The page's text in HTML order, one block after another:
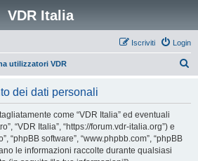
VDR Italia
Login
Iscriviti
utilizzatori VDR
dei dati personali
come “VDR Italia” ed eventuali
“VDR Italia”, “https://forum.vdr-italia.org”) e
“phpBB software”, “www.phpbb.com”, “phpBB
le informazioni raccolte durante qualsiasi